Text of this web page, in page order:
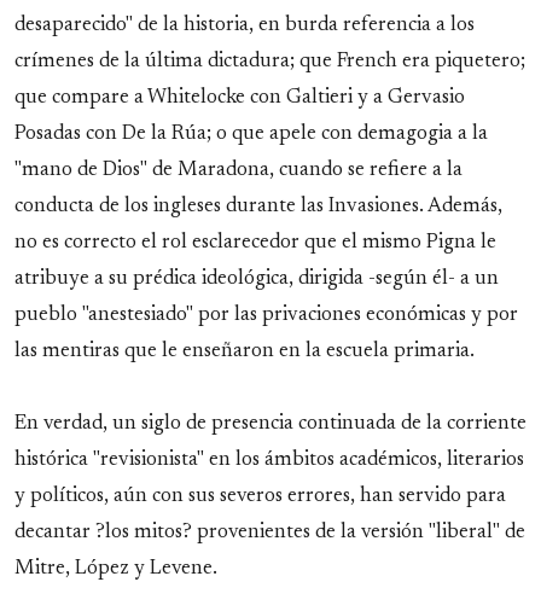
desaparecido" de la historia, en burda referencia a los
crímenes de la última dictadura; que French era piquetero;
que compare a Whitelocke con Galtieri y a Gervasio
Posadas con De la Rúa; o que apele con demagogia a la
"mano de Dios" de Maradona, cuando se refiere a la
conducta de los ingleses durante las Invasiones. Además,
no es correcto el rol esclarecedor que el mismo Pigna le
atribuye a su prédica ideológica, dirigida -según él- a un
pueblo "anestesiado" por las privaciones económicas y por
las mentiras que le enseñaron en la escuela primaria.
En verdad, un siglo de presencia continuada de la corriente
histórica "revisionista" en los ámbitos académicos, literarios
y políticos, aún con sus severos errores, han servido para
decantar ?los mitos? provenientes de la versión "liberal" de
Mitre, López y Levene.